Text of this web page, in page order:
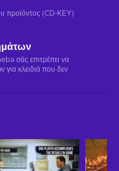
προϊόντος (CD-KEY)
σάς επιτρέπει να
για κλειδιά που δεν